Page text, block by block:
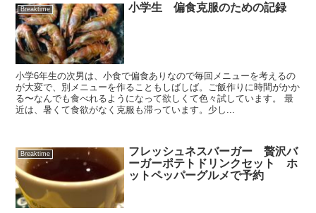
Breaktime 小学生 偏食克服のための記録
小学6年生の次男は、小食で偏食ありなので毎回メニューを考えるの
が大変で、別メニューを作ることもしばしば。ご飯作りに時間がかか
る〜なんでも食べれるようになって欲しくて色々試しています。 最
近は、暑くて食欲がなく克服も滞っています。少し...
Breaktime
フレッシュネスバーガー 贅沢バ
ーガーポテトドリンクセット ホ
ットペッパーグルメで予約